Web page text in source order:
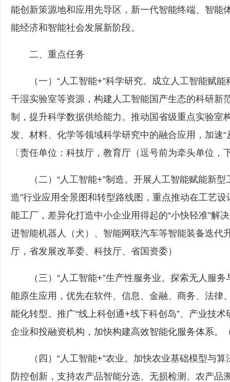
能创新策源地和应用先导区，新一代智能终端、智能
能经济和智能社会发展新阶段。
二、重点任务
（一）“人工智能+”科学研究。成立人工智能赋能
干湿实验室等资源，构建人工智能国产生态的科研新
制，提升科学数据供给能力。推动国省级重点实验室
发、材料、化学等领域科学研究中的融合应用，加速
〔责任单位：科技厅，教育厅（逗号前为牵头单位，
（二）“人工智能+”制造。开展人工智能赋能新型
造”行业应用全景图和转型路线图，重点推动在工艺
能工厂，差异化打造中小企业用得起的“小快轻准”解
进智能机器人（犬）、智能网联汽车等智能装备迭代
厅，省发展改革委、科技厅、省国资委）
（三）“人工智能+”生产性服务业。探索无人服务
能原生应用，优先在软件、信息、金融、商务、法律
能化转型。推广“线上科创通+线下科创岛”、产业技
企业和投融资机构，加快构建高效智能化服务体系。
（四）“人工智能+”农业。加快农业基础模型与算
防控创新，支持农产品智能分选、无损检测、农产